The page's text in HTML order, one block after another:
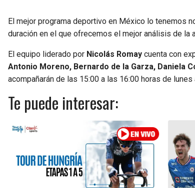
El mejor programa deportivo en México lo tenemos
duración en el que ofrecemos el mejor análisis de
El equipo liderado por Nicolás Romay cuenta con
Antonio Moreno, Bernardo de la Garza, Daniela
acompañarán de las 15:00 a las 16:00 horas de
Te puede interesar: